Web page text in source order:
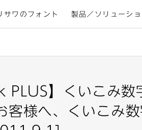
サワのフォント 製品／ソリューショ
PLUS】くいこみ
客様へ、くいこ